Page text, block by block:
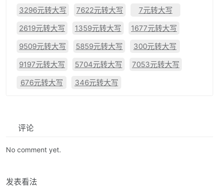
3296元转大写
7622元转大写
7元转大写
2619元转大写
1359元转大写
1677元转大写
9509元转大写
5859元转大写
300元转大写
9197元转大写
5704元转大写
7053元转大写
676元转大写
346元转大写
评论
No comment yet.
发表看法